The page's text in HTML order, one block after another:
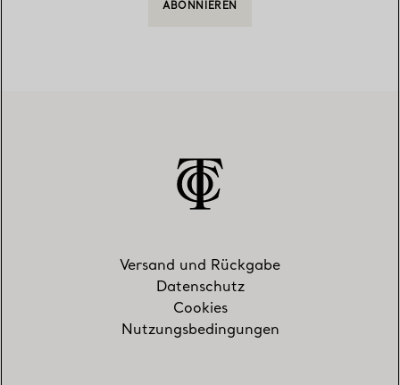
ABONNIEREN
Versand und Rückgabe
Datenschutz
Cookies
Nutzungsbedingungen